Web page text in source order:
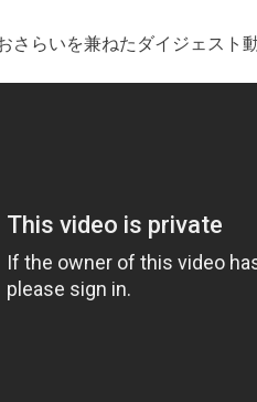
さらいを兼ねたダイジェスト